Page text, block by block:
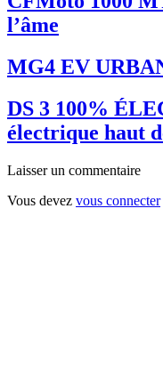
l’âme
MG4 EV
DS 3 100%
électrique haut
Laisser un commentaire
Vous devez vous connecter